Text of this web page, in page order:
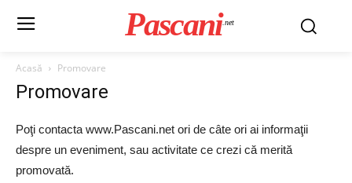
Pascani .net
Acasă Promovare
Promovare
Poţi contacta www.Pascani.net ori de câte ori ai informaţii
despre un eveniment, sau activitate ce crezi că merită
promovată.